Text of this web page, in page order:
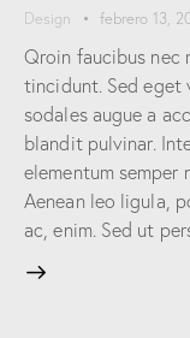
Design febrero 13,
Qroin faucibus nec
tincidunt. Sed eget
sodales augue a
blandit pulvinar.
elementum semper
Aenean leo ligula,
ac, enim. Sed ut